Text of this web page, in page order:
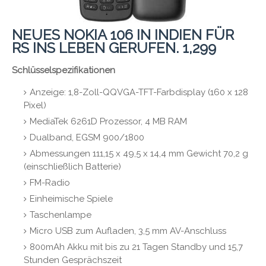
NEUES NOKIA 106 IN INDIEN FÜR
RS INS LEBEN GERUFEN. 1,299
Schlüsselspezifikationen
Anzeige: 1,8-Zoll-QQVGA-TFT-Farbdisplay (160 x 128
Pixel)
MediaTek 6261D Prozessor, 4 MB RAM
Dualband, EGSM 900/1800
Abmessungen 111,15 x 49,5 x 14,4 mm Gewicht 70,2 g
(einschließlich Batterie)
FM-Radio
Einheimische Spiele
Taschenlampe
Micro USB zum Aufladen, 3,5 mm AV-Anschluss
800mAh Akku mit bis zu 21 Tagen Standby und 15,7
Stunden Gesprächszeit